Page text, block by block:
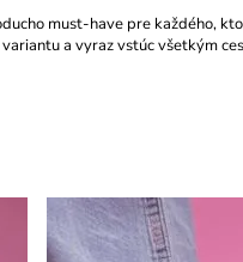
must-have pre každého,
a vyraz vstúc všetkým